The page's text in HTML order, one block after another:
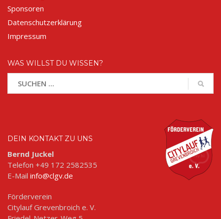
Sponsoren
Datenschutzerklärung
Impressum
WAS WILLST DU WISSEN?
DEIN KONTAKT ZU UNS
Bernd Juckel
Telefon +49 172 2582535
E-Mail info@clgv.de
Förderverein
Citylauf Grevenbroich e. V.